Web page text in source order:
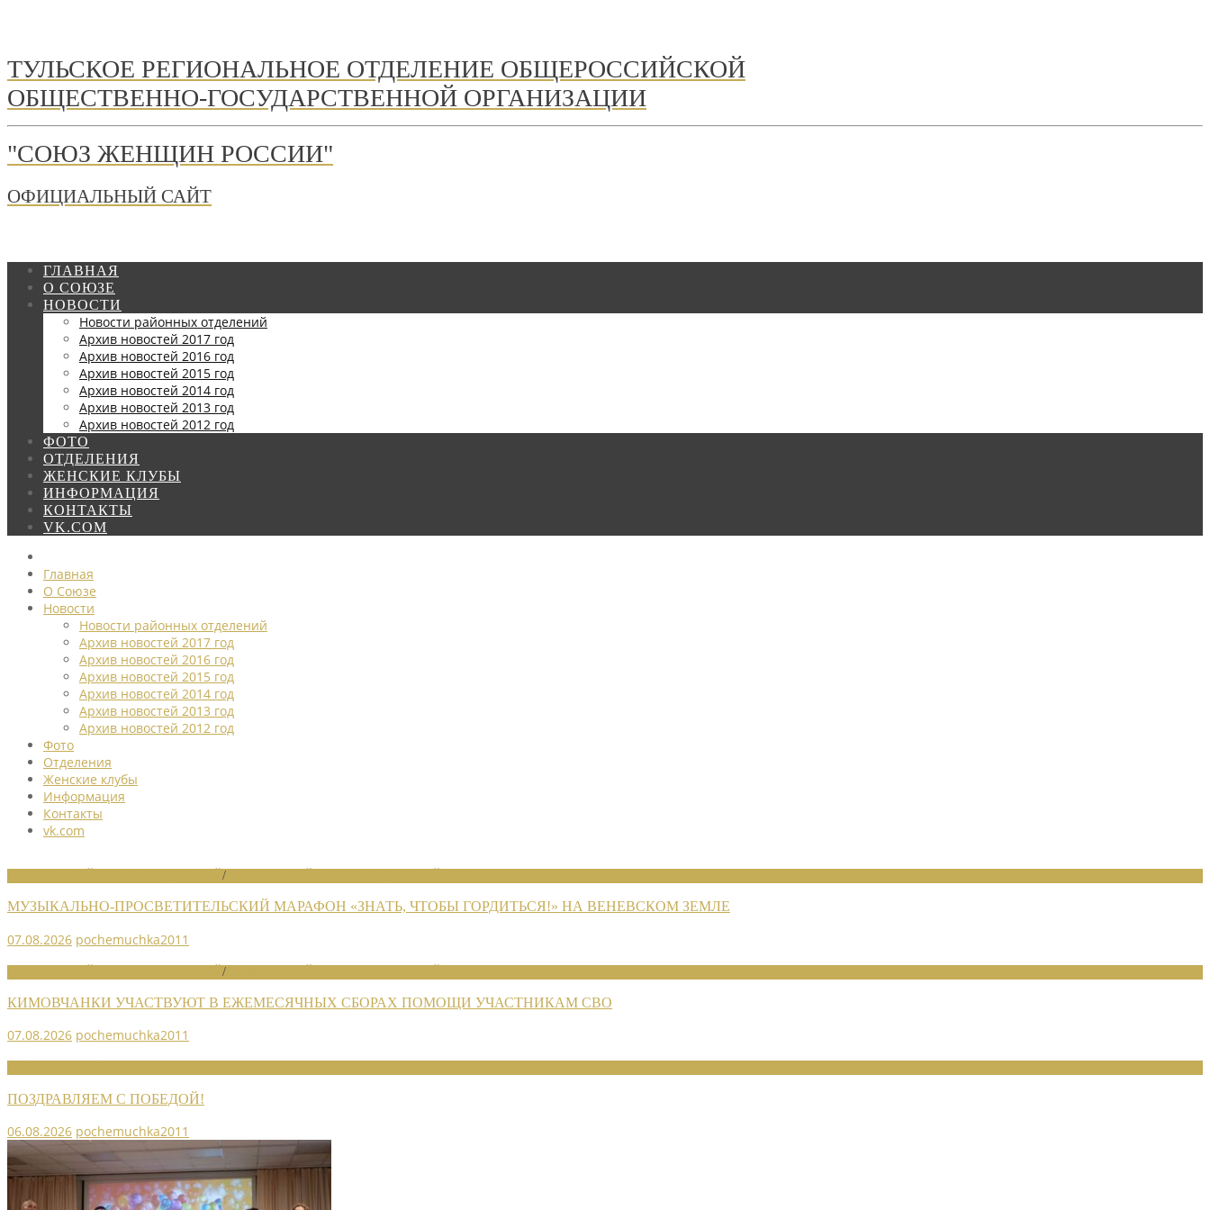
ТУЛЬСКОЕ РЕГИОНАЛЬНОЕ ОТДЕЛЕНИЕ ОБЩЕРОССИЙСКОЙ
ОБЩЕСТВЕННО-ГОСУДАРСТВЕННОЙ ОРГАНИЗАЦИИ
"СОЮЗ ЖЕНЩИН РОССИИ"
ОФИЦИАЛЬНЫЙ САЙТ
ГЛАВНАЯ
О СОЮЗЕ
НОВОСТИ
Новости районных отделений
Архив новостей 2017 год
Архив новостей 2016 год
Архив новостей 2015 год
Архив новостей 2014 год
Архив новостей 2013 год
Архив новостей 2012 год
ФОТО
ОТДЕЛЕНИЯ
ЖЕНСКИЕ КЛУБЫ
ИНФОРМАЦИЯ
КОНТАКТЫ
VK.COM
Главная
О Союзе
Новости
Новости районных отделений
Архив новостей 2017 год
Архив новостей 2016 год
Архив новостей 2015 год
Архив новостей 2014 год
Архив новостей 2013 год
Архив новостей 2012 год
Фото
Отделения
Женские клубы
Информация
Контакты
vk.com
/
МУЗЫКАЛЬНО-ПРОСВЕТИТЕЛЬСКИЙ МАРАФОН «ЗНАТЬ, ЧТОБЫ ГОРДИТЬСЯ!» НА ВЕНЕВСКОМ ЗЕМЛЕ
07.08.2026 pochemuchka2011
/
КИМОВЧАНКИ УЧАСТВУЮТ В ЕЖЕМЕСЯЧНЫХ СБОРАХ ПОМОЩИ УЧАСТНИКАМ СВО
07.08.2026 pochemuchka2011
ПОЗДРАВЛЯЕМ С ПОБЕДОЙ!
06.08.2026 pochemuchka2011